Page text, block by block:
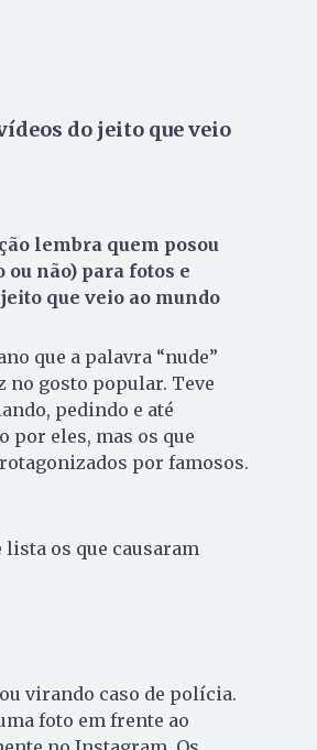
do jeito que veio
lembra quem posou
ou não) para fotos e
que veio ao mundo
que a palavra “nude”
no gosto popular. Teve
pedindo e até
por eles, mas os que
por famosos.
lista os que causaram
virando caso de polícia.
foto em frente ao